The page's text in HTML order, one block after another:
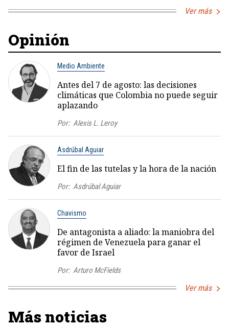
Ver más
Opinión
Medio Ambiente
Antes del 7 de agosto: las decisiones
climáticas que Colombia no puede seguir
aplazando
Por: Alexis L. Leroy
Asdrúbal Aguiar
El fin de las tutelas y la hora de la nación
Por: Asdrúbal Aguiar
Chavismo
De antagonista a aliado: la maniobra del
régimen de Venezuela para ganar el
favor de Israel
Por: Arturo McFields
Ver más
Más noticias